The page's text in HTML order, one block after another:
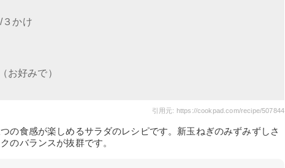
３かけ
お好みで）
引用元: https://cookpad.com/recipe/507844
の食感が楽しめるサラダのレシピです。新玉ねぎのみずみずしさ
のバランスが抜群です。